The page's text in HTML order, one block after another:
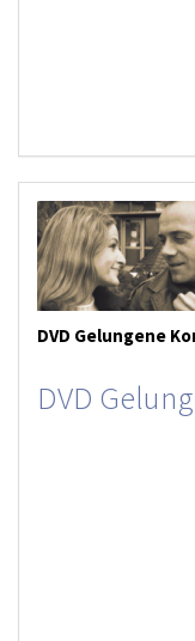
DVD Gelungene
DVD